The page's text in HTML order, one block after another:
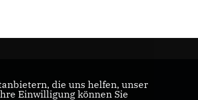
die uns helfen, unser
Einwilligung können Sie